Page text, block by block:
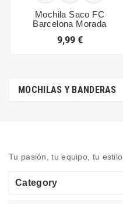
Mochila Saco FC
Barcelona Morada
9,99 €
MOCHILAS Y BANDERAS
Tu pasión, tu equipo, tu estilo.
Category